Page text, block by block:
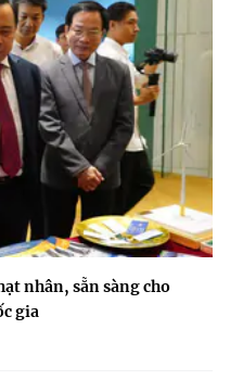
nhân, sẵn sàng cho
gia